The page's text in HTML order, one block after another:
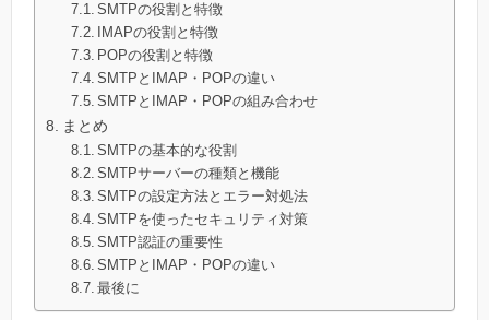
SMTPの役割と特徴
IMAPの役割と特徴
POPの役割と特徴
SMTPとIMAP・POPの違い
SMTPとIMAP・POPの組み合わせ
まとめ
SMTPの基本的な役割
SMTPサーバーの種類と機能
SMTPの設定方法とエラー対処法
SMTPを使ったセキュリティ対策
SMTP認証の重要性
SMTPとIMAP・POPの違い
最後に